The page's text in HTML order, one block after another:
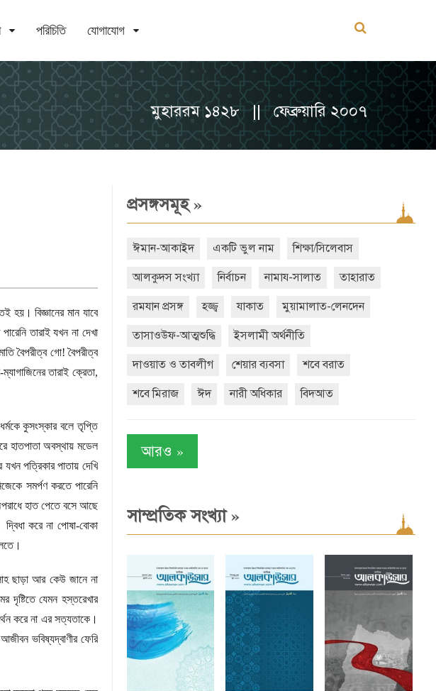
পরিচিতি যোগাযোগ
মুহাররম ১৪২৮ || ফেব্রুয়ারি ২০০৭
হয়। বিজ্ঞানের মান যাবে
তারাই যখন না দেখা
বৈপরীত্ব গো! বৈপরীত্ব
ম্যাগাজিনের তারাই ক্রেতা,
কুসংস্কার বলে তৃপ্তি
হাতপাতা অবস্থায় মডেল
পত্রিকার পাতায় দেখি
সমর্পণ করতে পারেনি
হাত পেতে বসে আছে
করে না পোষা-বোকা
ছাড়া আর কেউ জানে না
দৃষ্টিতে যেমন হস্তরেখার
করে না এর সত্যতাকে।
ভবিষ্যদ্বাণীর ফেরি
প্রসঙ্গসমূহ»
ঈমান-আকাইদ একটি ভুল নাম শিক্ষা/সিলেবাস
আলকুদস সংখ্যা নির্বাচন নামায-সালাত তাহারাত
রমযান প্রসঙ্গ হজ্জ্ব যাকাত মুয়ামালাত-লেনদেন
তাসাওউফ-আত্মশুদ্ধি ইসলামী অর্থনীতি
দাওয়াত ও তাবলীগ শেয়ার ব্যবসা শবে বরাত
শবে মিরাজ ঈদ নারী অধিকার বিদআত
আরও »
সাম্প্রতিক সংখ্যা»